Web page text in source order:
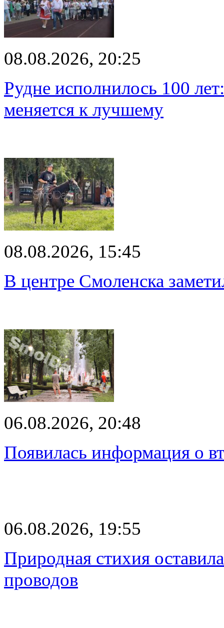
08.08.2026, 20:25
Рудне исполнилось 100
меняется к лучшему
08.08.2026, 15:45
В центре Смоленска
06.08.2026, 20:48
Появилась информация о
06.08.2026, 19:55
Природная стихия
проводов